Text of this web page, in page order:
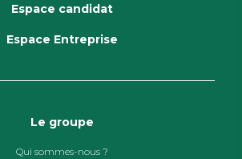
Espace candidat
Espace Entreprise
Le groupe
Qui sommes-nous ?